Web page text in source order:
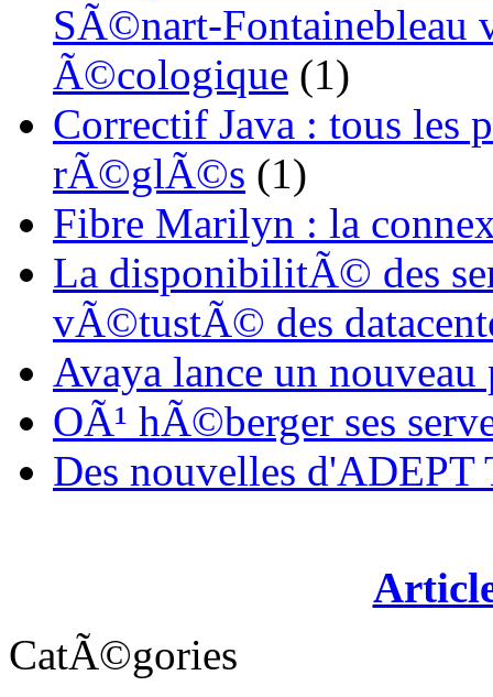
SÃ©nart-Fontainebleau
Ã©cologique (1)
Correctif Java : tous les
rÃ©glÃ©s (1)
Fibre Marilyn : la
La disponibilitÃ© des
vÃ©tustÃ© des
Avaya lance un nouveau
OÃ¹ hÃ©berger ses
Des nouvelles
CatÃ©gories